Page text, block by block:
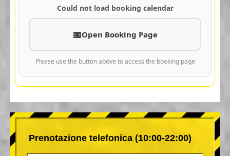
Could not load booking calendar
Open Booking Page
Please use the button above to access the booking page
Prenotazione telefonica (10:00-22:00)